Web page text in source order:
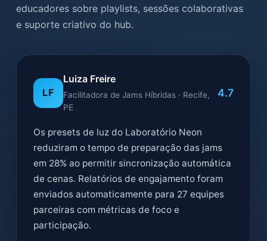
educadores sobre playlists, sessões colaborativas
e suporte criativo do hub.
LF
Luiza Freire
Facilitadora de Jams Híbridas · Recife,
PE
4.7
Os presets de luz do Laboratório Neon
reduziram o tempo de preparação das jams
em 28% ao permitir sincronização automática
de cenas. Relatórios de engajamento foram
enviados automaticamente para 27 equipes
parceiras com métricas de foco e
participação.